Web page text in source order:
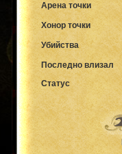
Арена точки
Хонор точки
Убийства
Последно влизал
Статус